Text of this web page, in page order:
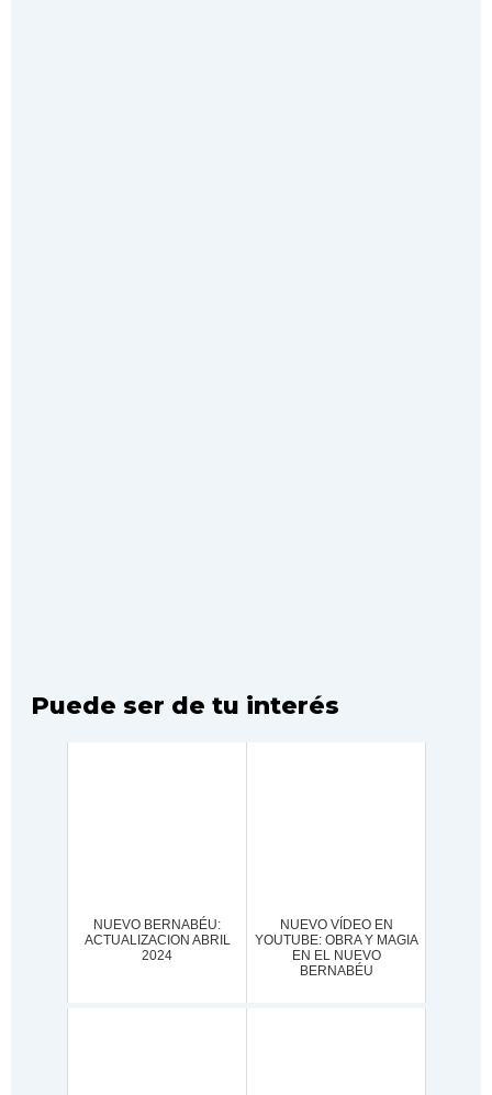
Puede ser de tu interés
NUEVO BERNABÉU:
ACTUALIZACION ABRIL
2024
NUEVO VÍDEO EN
YOUTUBE: OBRA Y MAGIA
EN EL NUEVO
BERNABÉU